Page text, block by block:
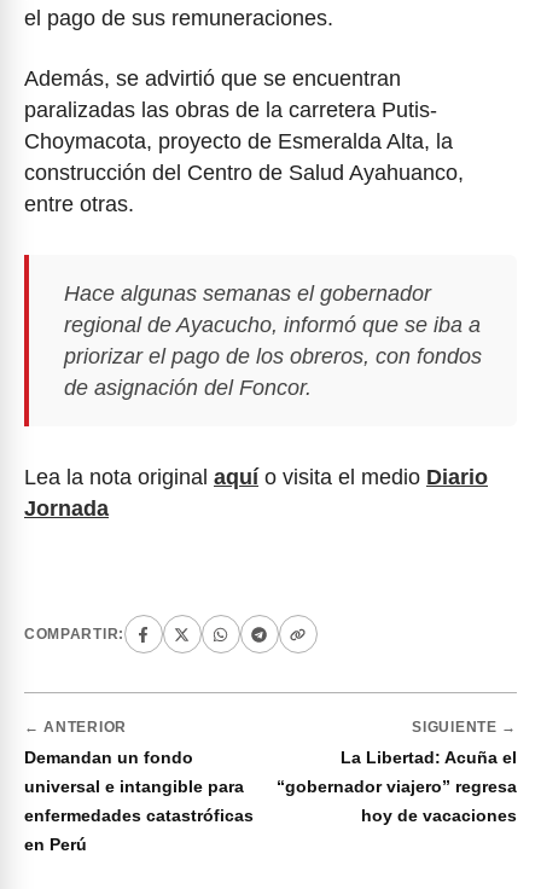
el pago de sus remuneraciones.
Además, se advirtió que se encuentran
paralizadas las obras de la carretera Putis-
Choymacota, proyecto de Esmeralda Alta, la
construcción del Centro de Salud Ayahuanco,
entre otras.
Hace algunas semanas el gobernador
regional de Ayacucho, informó que se iba a
priorizar el pago de los obreros, con fondos
de asignación del Foncor.
Lea la nota original aquí o visita el medio Diario
Jornada
COMPARTIR:
← ANTERIOR
Demandan un fondo
universal e intangible para
enfermedades catastróficas
en Perú
SIGUIENTE →
La Libertad: Acuña el
“gobernador viajero” regresa
hoy de vacaciones